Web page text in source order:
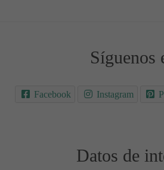
Síguenos
Facebook Instagram
Datos de